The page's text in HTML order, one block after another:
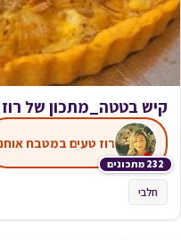
קיש בטטה_מתכון של
232 מתכונים
רוז טעים במטבח
חלבי